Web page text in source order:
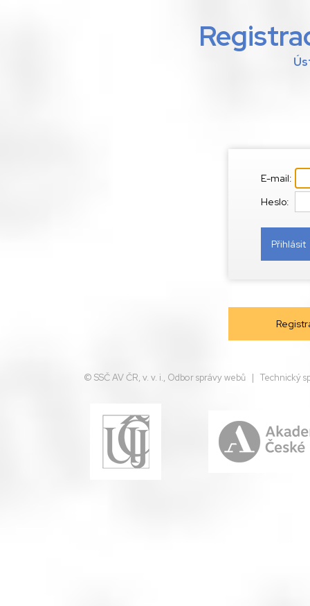
E-mail:
Heslo:
© SSČ AV ČR, v. v. i., Odbor správy webů | Technický